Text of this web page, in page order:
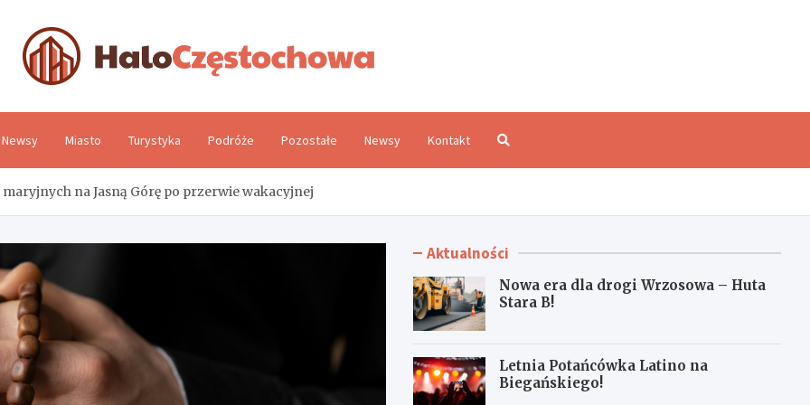
Newsy Miasto Turystyka Podróże Pozostałe Newsy Kontakt
na Jasną Górę po przerwie wakacyjnej
Aktualności
Nowa era dla drogi Wrzosowa – Huta
Stara B!
Letnia Potańcówka Latino na
Biegańskiego!